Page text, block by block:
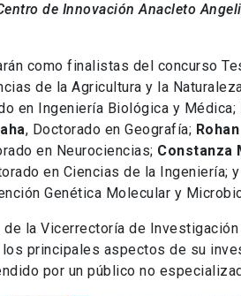
de Innovación Anacleto
como finalistas del concurso
de la Agricultura y la
en Ingeniería Biológica y Médica;
, Doctorado en Geografía;
en Neurociencias; Constanza
en Ciencias de la Ingeniería; y
Genética Molecular y
de la Vicerrectoría de
principales aspectos de su
por un público no